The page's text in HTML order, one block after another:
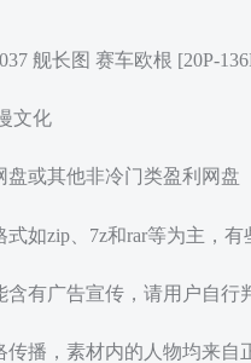
舰长图 赛车欧根 [20P-
文化
或其他非冷门类盈利网盘
如zip、7z和rar等为主，
有广告宣传，请用户自行
播，素材内的人物均来